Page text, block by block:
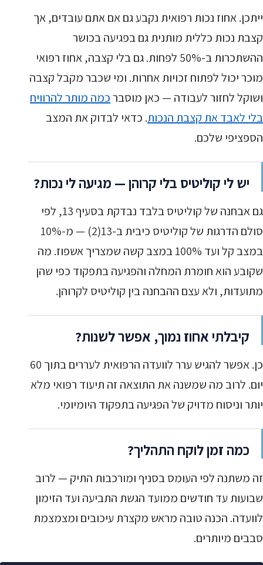
ייתכן. אחוז נכות רפואית נקבע גם אם אתם עובדים, אך
קצבת נכות כללית מותנית גם בפגיעה בכושר
ההשתכרות ב-50% לפחות. גם בלי קצבה, אחוז רפואי
מוכר יכול לפתוח זכויות אחרות. ומי שכבר מקבל קצבה
ושוקל לחזור לעבודה — כאן מוסברכמה מותר להרוויח
בלי לאבד את קצבת הנכות. כדאי לבדוק את המצב
הספציפי שלכם.
יש לי קוליטיס בלי קרוהן — מגיעה לי נכות?
גם אבחנה של קוליטיס בלבד נבדקת בסעיף 13, לפי
סולם הדרגות של קוליטיס כיבית ב-13(2) — מ-10%
במצב קל ועד 100% במצב קשה שמצריך אשפוז. מה
שקובע הוא חומרת המחלה והפגיעה בתפקוד כפי שהן
מתועדות, ולא עצם ההבחנה בין קוליטיס לקרוהן.
קיבלתי אחוז נמוך, אפשר לשנות?
כן. אפשר להגיש ערר לוועדה הרפואית לעררים בתוך 60
יום. לרוב מה שמשנה את התוצאה זה תיעוד רפואי מלא
יותר וניסוח מדויק של הפגיעה בתפקוד היומיומי.
כמה זמן לוקח התהליך?
זה משתנה לפי העומס בסניף ומורכבות התיק — לרוב
שבועות עד חודשים ממועד הגשת התביעה ועד הזימון
לוועדה. הכנה טובה מראש מקצרת עיכובים ומצמצמת
סבבים מיותרים.